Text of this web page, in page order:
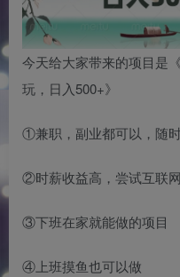
今天给大家带来的项目是
玩，日入500+》
①兼职，副业都可以，随
②时薪收益高，尝试互联
③下班在家就能做的项目
④上班摸鱼也可以做